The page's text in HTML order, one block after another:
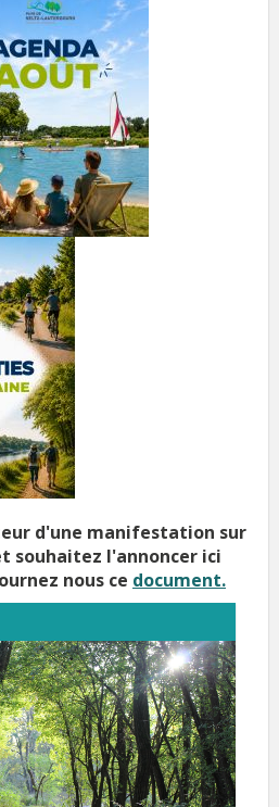
d'une manifestation sur
souhaitez l'annoncer ici
nous ce document.